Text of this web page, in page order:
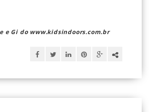
e Gi do www.kidsindoors.com.br